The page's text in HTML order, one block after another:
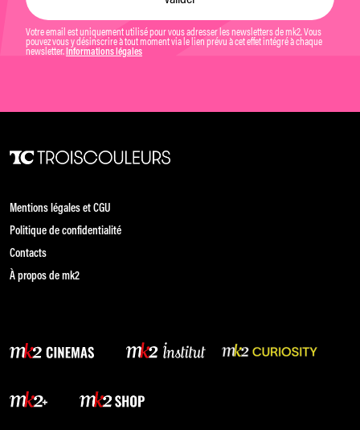
Votre email est uniquement utilisé pour vous adresser les newsletters de mk2. Vous
pouvez vous y désinscrire à tout moment via le lien prévu à cet effet intégré à chaque
newsletter. Informations légales
Mentions légales et CGU
Politique de confidentialité
Contacts
À propos de mk2